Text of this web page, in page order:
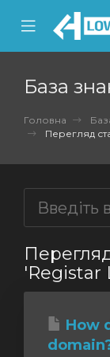
Mobile
Menu
База
Головна
Перегляд
'Registar
How